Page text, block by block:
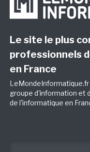
Le site le plus
professionnels
en France
groupe d'information et
de l'informatique en